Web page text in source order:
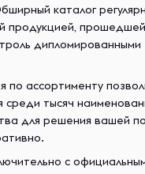
каталог
продукцией,
дипломированными
по ассортименту
среди тысяч
для решения вашей
с